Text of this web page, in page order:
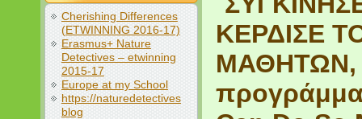
Cherishing Differences
(ETWINNING 2016-17)
Erasmus+ Nature
Detectives – etwinning
2015-17
Europe at my School
https://naturedetectives
blog
ΚΕΡΔΙΣΕ
ΜΑΘΗΤΩΝ,